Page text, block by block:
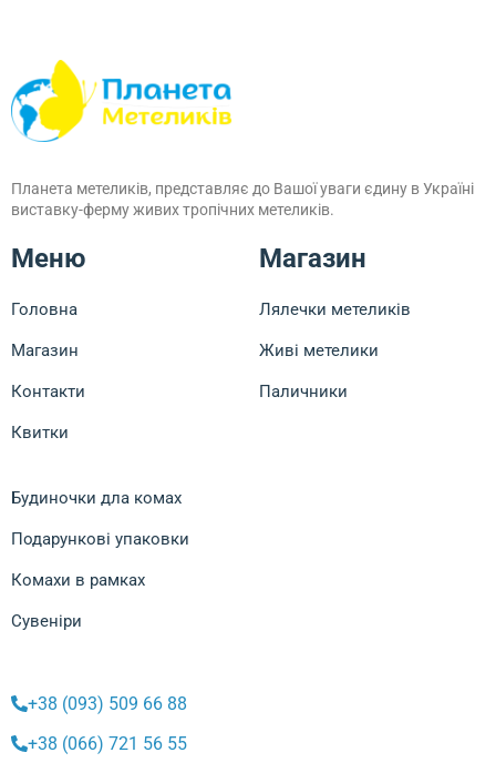
Планета метеликів, представляє до Вашої уваги єдину в Україні
виставку-ферму живих тропічних метеликів.
Меню
Головна
Магазин
Контакти
Квитки
Магазин
Лялечки метеликів
Живі метелики
Паличники
Будиночки дла комах
Подарункові упаковки
Комахи в рамках
Сувеніри
+38 (093) 509 66 88
+38 (066) 721 56 55